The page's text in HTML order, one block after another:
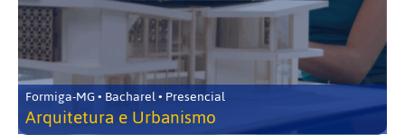
Formiga-MG • Bacharel • Presencial
Arquitetura e Urbanismo